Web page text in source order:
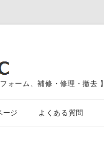
ォーム、補修・修理・撤去 】
ージ よくある質問